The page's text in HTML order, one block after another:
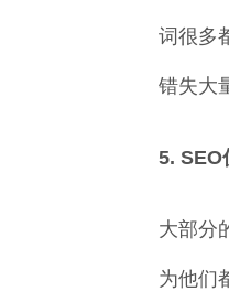
词很多
错失大
5. SEO
大部分
为他们